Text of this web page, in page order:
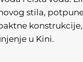
stila,
u Kini.